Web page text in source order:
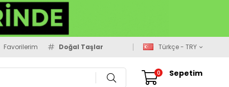
Favorilerim Doğal Taşlar Türkçe - TRY
Sepetim
0